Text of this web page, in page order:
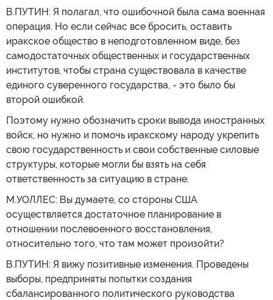
В.ПУТИН: Я полагал, что ошибочной была сама военная
операция. Но если сейчас все бросить, оставить
иракское общество в неподготовленном виде, без
самодостаточных общественных и государственных
институтов, чтобы страна существовала в качестве
единого суверенного государства, - это было бы
второй ошибкой.
Поэтому нужно обозначить сроки вывода иностранных
войск, но нужно и помочь иракскому народу укрепить
свою государственность и свои собственные силовые
структуры, которые могли бы взять на себя
ответственность за ситуацию в стране.
М.УОЛЛЕС: Вы думаете, со стороны США
осуществляется достаточное планирование в
отношении послевоенного восстановления,
относительно того, что там может произойти?
В.ПУТИН: Я вижу позитивные изменения. Проведены
выборы, предприняты попытки создания
сбалансированного политического руководства